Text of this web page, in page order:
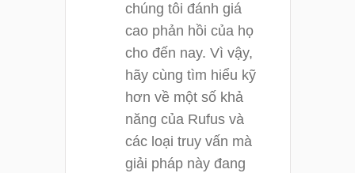
chúng tôi đánh giá
cao phản hồi của họ
cho đến nay. Vì vậy,
hãy cùng tìm hiểu kỹ
hơn về một số khả
năng của Rufus và
các loại truy vấn mà
giải pháp này đang